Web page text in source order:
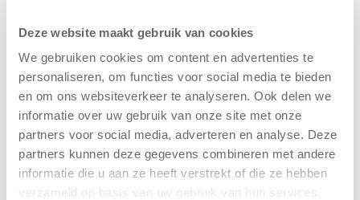
Deze website maakt gebruik van cookies
We gebruiken cookies om content en advertenties te
personaliseren, om functies voor social media te bieden
en om ons websiteverkeer te analyseren. Ook delen we
informatie over uw gebruik van onze site met onze
partners voor social media, adverteren en analyse. Deze
partners kunnen deze gegevens combineren met andere
informatie die u aan ze heeft verstrekt of die ze hebben
verzameld op basis van uw gebruik van hun services.
Kinderen BSO
De
Westerburcht
trainen alvast
voor Kids First
Mini 4 Mijl
7 augustus 2026
Eelde, 6 augustus
Kids First
tekent
koopcontract
voor nieuw
kindcentrum in
wijk Wiarda in
Leeuwarden
11 juni 2026